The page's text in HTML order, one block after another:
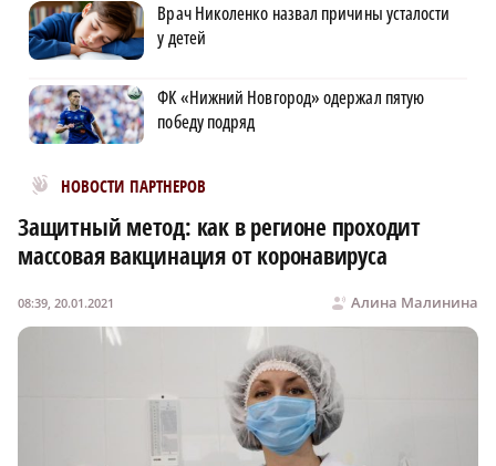
Врач Николенко назвал причины усталости
у детей
ФК «Нижний Новгород» одержал пятую
победу подряд
НОВОСТИ ПАРТНЕРОВ
Новости МирТесен
Защитный метод: как в регионе проходит
массовая вакцинация от коронавируса
Алина Малинина
08:39, 20.01.2021